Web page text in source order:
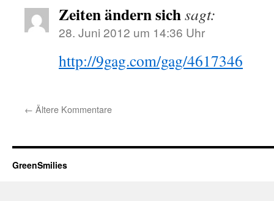
Zeiten ändern sichsagt:
28. Juni 2012 um 14:36 Uhr
http://9gag.com/gag/4617346
← Ältere Kommentare
GreenSmilies